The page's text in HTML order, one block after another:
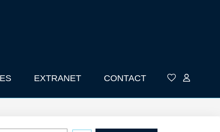
EXTRANET CONTACT